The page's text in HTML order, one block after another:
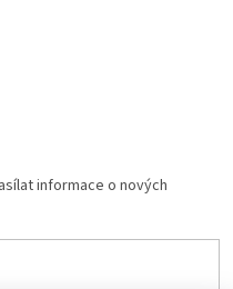
informace o nových